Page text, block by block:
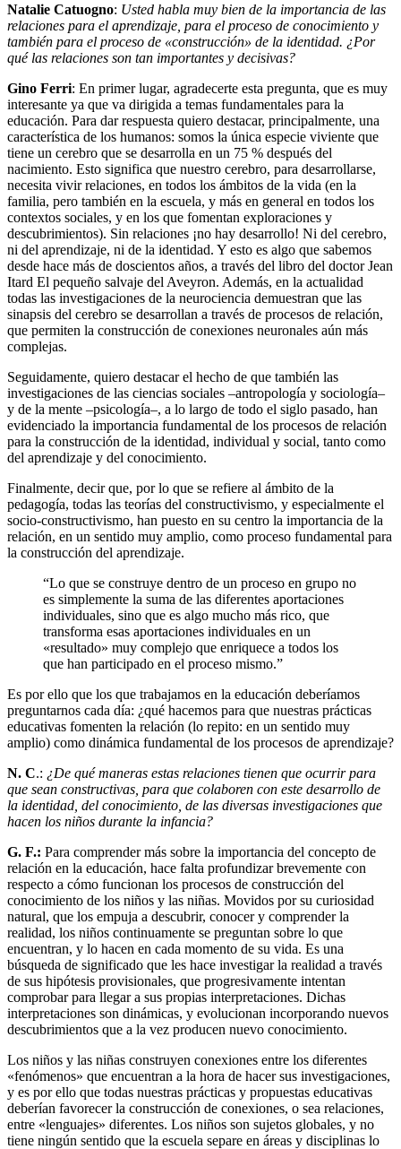
Natalie Catuogno: Usted habla muy bien de la importancia de las
relaciones para el aprendizaje, para el proceso de conocimiento y
también para el proceso de «construcción» de la identidad. ¿Por
qué las relaciones son tan importantes y decisivas?
Gino Ferri: En primer lugar, agradecerte esta pregunta, que es muy
interesante ya que va dirigida a temas fundamentales para la
educación. Para dar respuesta quiero destacar, principalmente, una
característica de los humanos: somos la única especie viviente que
tiene un cerebro que se desarrolla en un 75 % después del
nacimiento. Esto significa que nuestro cerebro, para desarrollarse,
necesita vivir relaciones, en todos los ámbitos de la vida (en la
familia, pero también en la escuela, y más en general en todos los
contextos sociales, y en los que fomentan exploraciones y
descubrimientos). Sin relaciones ¡no hay desarrollo! Ni del cerebro,
ni del aprendizaje, ni de la identidad. Y esto es algo que sabemos
desde hace más de doscientos años, a través del libro del doctor Jean
Itard El pequeño salvaje del Aveyron. Además, en la actualidad
todas las investigaciones de la neurociencia demuestran que las
sinapsis del cerebro se desarrollan a través de procesos de relación,
que permiten la construcción de conexiones neuronales aún más
complejas.
Seguidamente, quiero destacar el hecho de que también las
investigaciones de las ciencias sociales –antropología y sociología–
y de la mente –psicología–, a lo largo de todo el siglo pasado, han
evidenciado la importancia fundamental de los procesos de relación
para la construcción de la identidad, individual y social, tanto como
del aprendizaje y del conocimiento.
Finalmente, decir que, por lo que se refiere al ámbito de la
pedagogía, todas las teorías del constructivismo, y especialmente el
socio-constructivismo, han puesto en su centro la importancia de la
relación, en un sentido muy amplio, como proceso fundamental para
la construcción del aprendizaje.
“Lo que se construye dentro de un proceso en grupo no
es simplemente la suma de las diferentes aportaciones
individuales, sino que es algo mucho más rico, que
transforma esas aportaciones individuales en un
«resultado» muy complejo que enriquece a todos los
que han participado en el proceso mismo.”
Es por ello que los que trabajamos en la educación deberíamos
preguntarnos cada día: ¿qué hacemos para que nuestras prácticas
educativas fomenten la relación (lo repito: en un sentido muy
amplio) como dinámica fundamental de los procesos de aprendizaje?
N. C.: ¿De qué maneras estas relaciones tienen que ocurrir para
que sean constructivas, para que colaboren con este desarrollo de
la identidad, del conocimiento, de las diversas investigaciones que
hacen los niños durante la infancia?
G. F.: Para comprender más sobre la importancia del concepto de
relación en la educación, hace falta profundizar brevemente con
respecto a cómo funcionan los procesos de construcción del
conocimiento de los niños y las niñas. Movidos por su curiosidad
natural, que los empuja a descubrir, conocer y comprender la
realidad, los niños continuamente se preguntan sobre lo que
encuentran, y lo hacen en cada momento de su vida. Es una
búsqueda de significado que les hace investigar la realidad a través
de sus hipótesis provisionales, que progresivamente intentan
comprobar para llegar a sus propias interpretaciones. Dichas
interpretaciones son dinámicas, y evolucionan incorporando nuevos
descubrimientos que a la vez producen nuevo conocimiento.
Los niños y las niñas construyen conexiones entre los diferentes
«fenómenos» que encuentran a la hora de hacer sus investigaciones,
y es por ello que todas nuestras prácticas y propuestas educativas
deberían favorecer la construcción de conexiones, o sea relaciones,
entre «lenguajes» diferentes. Los niños son sujetos globales, y no
tiene ningún sentido que la escuela separe en áreas y disciplinas lo